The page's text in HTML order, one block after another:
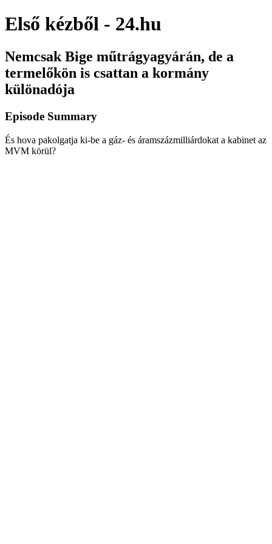
Első kézből - 24.hu
Nemcsak Bige műtrágyagyárán, de a
termelőkön is csattan a kormány
különadója
Episode Summary
És hova pakolgatja ki-be a gáz- és áramszázmilliárdokat a kabinet az
MVM körül?